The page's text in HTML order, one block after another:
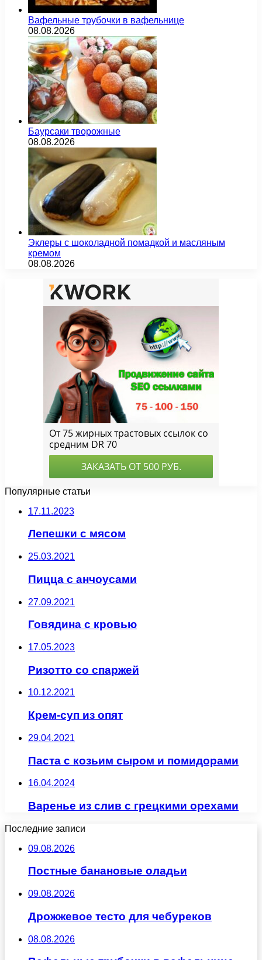
Вафельные трубочки в вафельнице
08.08.2026
Баурсаки творожные
08.08.2026
Эклеры с шоколадной помадкой и масляным
кремом
08.08.2026
Популярные статьи
17.11.2023
Лепешки с мясом
25.03.2021
Пицца с анчоусами
27.09.2021
Говядина с кровью
17.05.2023
Ризотто со спаржей
10.12.2021
Крем-суп из опят
29.04.2021
Паста с козьим сыром и помидорами
16.04.2024
Варенье из слив с грецкими орехами
Последние записи
09.08.2026
Постные банановые оладьи
09.08.2026
Дрожжевое тесто для чебуреков
08.08.2026